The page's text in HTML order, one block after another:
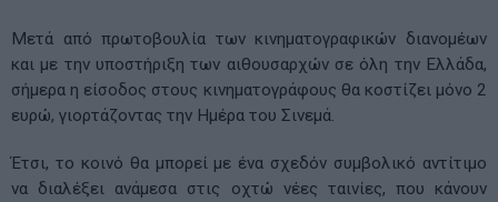
Μετά από πρωτοβουλία των κινηματογραφικών διανομέων
και με την υποστήριξη των αιθουσαρχών σε όλη την Ελλάδα,
σήμερα η είσοδος στους κινηματογράφους θα κοστίζει μόνο 2
ευρώ, γιορτάζοντας την Ημέρα του Σινεμά.
Έτσι, το κοινό θα μπορεί με ένα σχεδόν συμβολικό αντίτιμο
να διαλέξει ανάμεσα στις οχτώ νέες ταινίες, που κάνουν